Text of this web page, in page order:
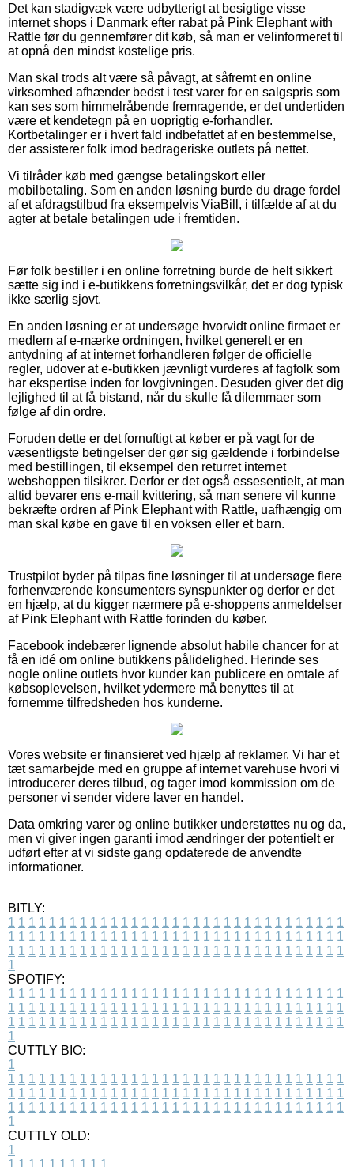
Det kan stadigvæk være udbytterigt at besigtige visse
internet shops i Danmark efter rabat på Pink Elephant with
Rattle før du gennemfører dit køb, så man er velinformeret til
at opnå den mindst kostelige pris.
Man skal trods alt være så påvagt, at såfremt en online
virksomhed afhænder bedst i test varer for en salgspris som
kan ses som himmelråbende fremragende, er det undertiden
være et kendetegn på en uoprigtig e-forhandler.
Kortbetalinger er i hvert fald indbefattet af en bestemmelse,
der assisterer folk imod bedrageriske outlets på nettet.
Vi tilråder køb med gængse betalingskort eller
mobilbetaling. Som en anden løsning burde du drage fordel
af et afdragstilbud fra eksempelvis ViaBill, i tilfælde af at du
agter at betale betalingen ude i fremtiden.
Før folk bestiller i en online forretning burde de helt sikkert
sætte sig ind i e-butikkens forretningsvilkår, det er dog typisk
ikke særlig sjovt.
En anden løsning er at undersøge hvorvidt online firmaet er
medlem af e-mærke ordningen, hvilket generelt er en
antydning af at internet forhandleren følger de officielle
regler, udover at e-butikken jævnligt vurderes af fagfolk som
har ekspertise inden for lovgivningen. Desuden giver det dig
lejlighed til at få bistand, når du skulle få dilemmaer som
følge af din ordre.
Foruden dette er det fornuftigt at køber er på vagt for de
væsentligste betingelser der gør sig gældende i forbindelse
med bestillingen, til eksempel den returret internet
webshoppen tilsikrer. Derfor er det også essesentielt, at man
altid bevarer ens e-mail kvittering, så man senere vil kunne
bekræfte ordren af Pink Elephant with Rattle, uafhængig om
man skal købe en gave til en voksen eller et barn.
Trustpilot byder på tilpas fine løsninger til at undersøge flere
forhenværende konsumenters synspunkter og derfor er det
en hjælp, at du kigger nærmere på e-shoppens anmeldelser
af Pink Elephant with Rattle forinden du køber.
Facebook indebærer lignende absolut habile chancer for at
få en idé om online butikkens pålidelighed. Herinde ses
nogle online outlets hvor kunder kan publicere en omtale af
købsoplevelsen, hvilket ydermere må benyttes til at
fornemme tilfredsheden hos kunderne.
Vores website er finansieret ved hjælp af reklamer. Vi har et
tæt samarbejde med en gruppe af internet varehuse hvori vi
introducerer deres tilbud, og tager imod kommission om de
personer vi sender videre laver en handel.
Data omkring varer og online butikker understøttes nu og da,
men vi giver ingen garanti imod ændringer der potentielt er
udført efter at vi sidste gang opdaterede de anvendte
informationer.
BITLY:
1 1 1 1 1 1 1 1 1 1 1 1 1 1 1 1 1 1 1 1 1 1 1 1 1 1 1 1 1 1 1 1 1
1 1 1 1 1 1 1 1 1 1 1 1 1 1 1 1 1 1 1 1 1 1 1 1 1 1 1 1 1 1 1 1 1
1 1 1 1 1 1 1 1 1 1 1 1 1 1 1 1 1 1 1 1 1 1 1 1 1 1 1 1 1 1 1 1 1
1
SPOTIFY:
1 1 1 1 1 1 1 1 1 1 1 1 1 1 1 1 1 1 1 1 1 1 1 1 1 1 1 1 1 1 1 1 1
1 1 1 1 1 1 1 1 1 1 1 1 1 1 1 1 1 1 1 1 1 1 1 1 1 1 1 1 1 1 1 1 1
1 1 1 1 1 1 1 1 1 1 1 1 1 1 1 1 1 1 1 1 1 1 1 1 1 1 1 1 1 1 1 1 1
1
CUTTLY BIO:
1
1 1 1 1 1 1 1 1 1 1 1 1 1 1 1 1 1 1 1 1 1 1 1 1 1 1 1 1 1 1 1 1 1
1 1 1 1 1 1 1 1 1 1 1 1 1 1 1 1 1 1 1 1 1 1 1 1 1 1 1 1 1 1 1 1 1
1 1 1 1 1 1 1 1 1 1 1 1 1 1 1 1 1 1 1 1 1 1 1 1 1 1 1 1 1 1 1 1 1
1
CUTTLY OLD:
1
1 1 1 1 1 1 1 1 1 1